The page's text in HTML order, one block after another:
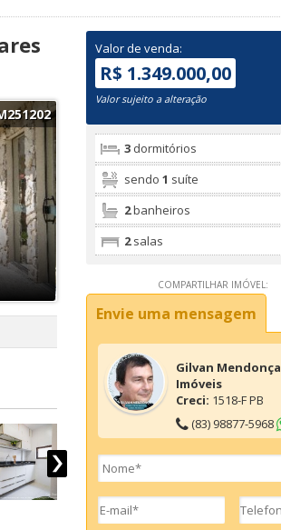
Valor de venda:
R$ 1.349.000,00
Valor sujeito a alteração
3dormitórios
sendo 1 suíte
2banheiros
2salas
COMPARTILHAR IMÓVEL:
Envie uma mensagem
Gilvan Mendonça
Imóveis
Creci: 1518-F PB
(83) 98877-5968